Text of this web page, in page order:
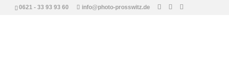
0621 - 33 93 93 60 info@photo-prosswitz.de